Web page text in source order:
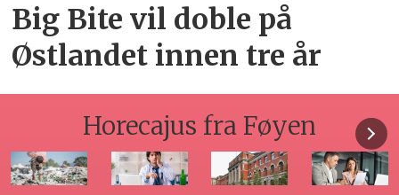
Big Bite vil doble på
Østlandet innen tre år
Horecajus fra Føyen